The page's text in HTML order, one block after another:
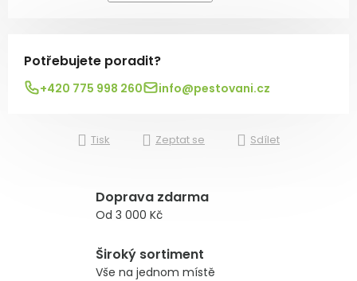
Potřebujete poradit?
+420 775 998 260 info@pestovani.cz
Tisk Zeptat se Sdílet
Doprava zdarma
Od 3 000 Kč
Široký sortiment
Vše na jednom místě